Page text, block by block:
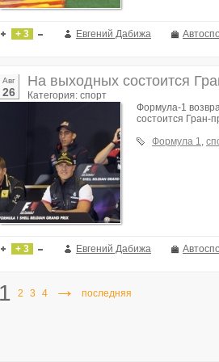
+ 3 Евгений Дабижа
Авг
26
На выходных состоится
Категория: спорт
Формула-1
состоится Гран-
Формула 1,
+ 3 Евгений Дабижа
2 3 4 → последняя